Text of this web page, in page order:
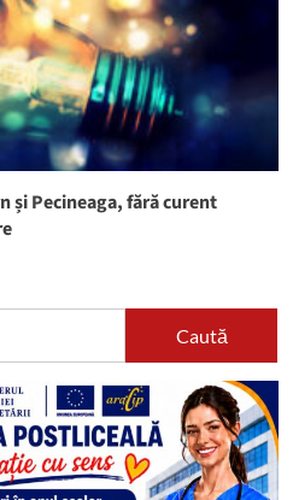
și Pecineaga, fără curent